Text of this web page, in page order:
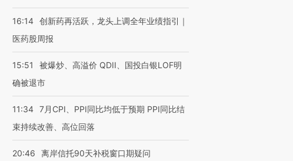
16:14 创新药再活跃，龙头上调全年业绩指引｜
医药股周报
15:51
被爆炒、高溢价 QDII、国投白银LOF明
确被退市
11:34 7月CPI、PPI同比均低于预期 PPI同比结
束持续改善、高位回落
20:46 离岸信托90天补税窗口期疑问